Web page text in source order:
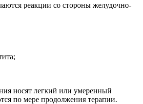
реакции со стороны желудочно-
носят легкий или умеренный
по мере продолжения терапии.